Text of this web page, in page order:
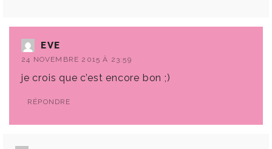
EVE
24 NOVEMBRE 2015 À 23:59
je crois que c’est encore bon ;)
RÉPONDRE